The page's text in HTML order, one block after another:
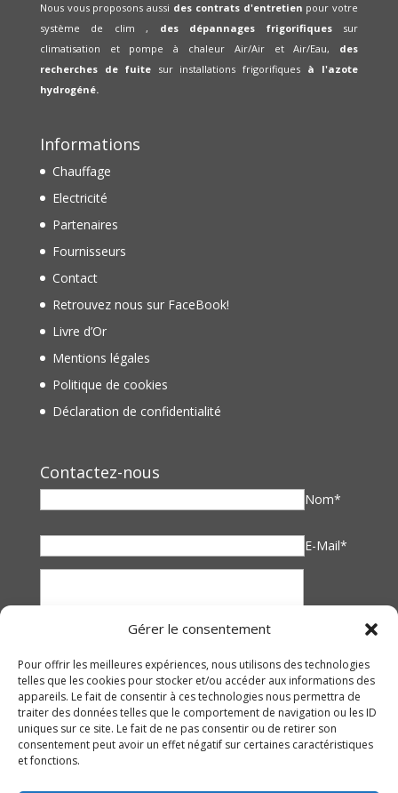
Gérer le consentement
Pour offrir les meilleures expériences, nous utilisons des technologies
telles que les cookies pour stocker et/ou accéder aux informations des
appareils. Le fait de consentir à ces technologies nous permettra de
traiter des données telles que le comportement de navigation ou les ID
uniques sur ce site. Le fait de ne pas consentir ou de retirer son
consentement peut avoir un effet négatif sur certaines caractéristiques
et fonctions.
Nous vous proposons aussi des contrats d'entretien pour votre
système de clim , des dépannages frigorifiquessur
climatisation et pompe à chaleur Air/Air et Air/Eau, des
recherches de fuite sur installations frigorifiques à l'azote
hydrogéné.
Informations
Chauffage
Electricité
Partenaires
Fournisseurs
Contact
Retrouvez nous sur FaceBook!
Livre d’Or
Mentions légales
Politique de cookies
Déclaration de confidentialité
Contactez-nous
Nom*
E-Mail*